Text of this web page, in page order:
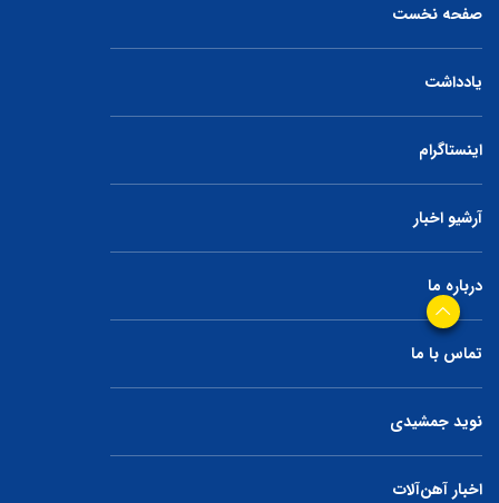
صفحه نخست
یادداشت
اینستاگرام
آرشیو اخبار
درباره ما
تماس با ما
نوید جمشیدی
اخبار آهن‌آلات